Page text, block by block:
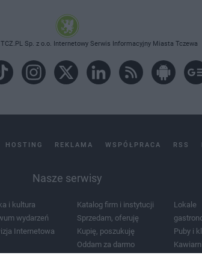
Sp. z o.o. Internetowy Serwis Informacyjny Miasta Tczewa
HOSTING REKLAMA WSPÓŁPRACA RSS
Nasze serwisy
i kultura
wydarzeń
Internetowa
Katalog firm i instytucji
Sprzedam, oferuję
Kupię, poszukuję
Oddam za darmo
Lokale
Puby i